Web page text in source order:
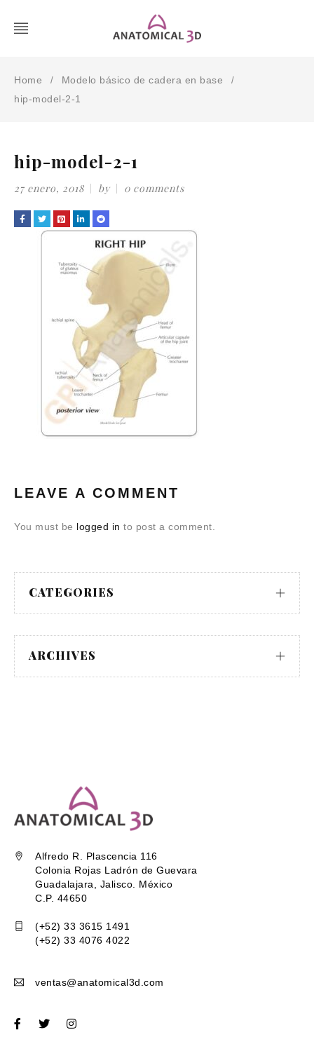
Home / Modelo básico de cadera en base /
hip-model-2-1
hip-model-2-1
27 enero, 2018 by 0 comments
LEAVE A COMMENT
You must be logged in to post a comment.
CATEGORIES
ARCHIVES
Alfredo R. Plascencia 116
Colonia Rojas Ladrón de Guevara
Guadalajara, Jalisco. México
C.P. 44650
(+52) 33 3615 1491
(+52) 33 4076 4022
ventas@anatomical3d.com